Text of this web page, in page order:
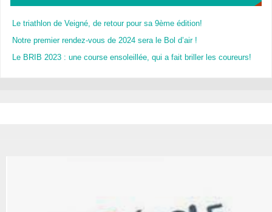
Le triathlon de Veigné, de retour pour sa 9ème édition!
Notre premier rendez-vous de 2024 sera le Bol d’air !
Le BRIB 2023 : une course ensoleillée, qui a fait briller les coureurs!